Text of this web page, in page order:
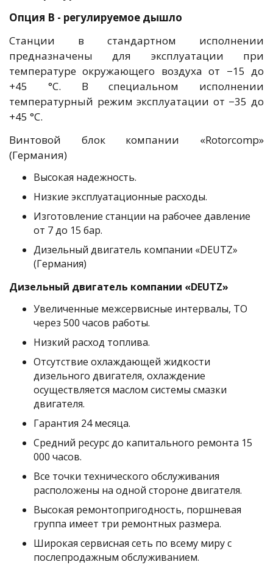
Опция В - регулируемое дышло
Станции в стандартном исполнении
предназначены для эксплуатации при
температуре окружающего воздуха от −15 до
+45 °С. В специальном исполнении
температурный режим эксплуатации от −35 до
+45 °С.
Винтовой блок компании «Rotorcomp»
(Германия)
Высокая надежность.
Низкие эксплуатационные расходы.
Изготовление станции на рабочее давление
от 7 до 15 бар.
Дизельный двигатель компании «DEUTZ»
(Германия)
Дизельный двигатель компании «DEUTZ»
Увеличенные межсервисные интервалы, ТО
через 500 часов работы.
Низкий расход топлива.
Отсутствие охлаждающей жидкости
дизельного двигателя, охлаждение
осуществляется маслом системы смазки
двигателя.
Гарантия 24 месяца.
Средний ресурс до капитального ремонта 15
000 часов.
Все точки технического обслуживания
расположены на одной стороне двигателя.
Высокая ремонтопригодность, поршневая
группа имеет три ремонтных размера.
Широкая сервисная сеть по всему миру с
послепродажным обслуживанием.